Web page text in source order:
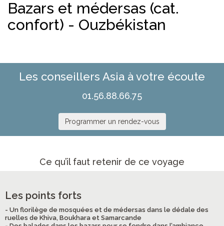
Bazars et médersas (cat.
confort) - Ouzbékistan
Les conseillers Asia à votre écoute
01.56.88.66.75
Programmer un rendez-vous
Ce qu’il faut retenir de ce voyage
Les points forts
- Un florilège de mosquées et de médersas dans le dédale des
ruelles de Khiva, Boukhara et Samarcande